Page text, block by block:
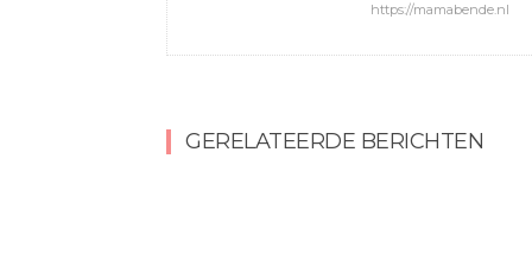
https://mamabende.nl
GERELATEERDE BERICHTEN